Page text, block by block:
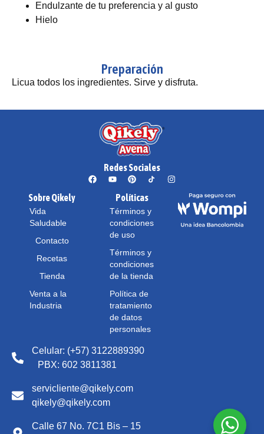
Endulzante de tu preferencia y al gusto
Hielo
Preparación
Licua todos los ingredientes. Sirve y disfruta.
Redes Sociales
Sobre Qikely
Vida
Saludable
Contacto
Recetas
Tienda
Venta a la
Industria
Políticas
Términos y
condiciones
de uso
Términos y
condiciones
de la tienda
Política de
tratamiento
de datos
personales
Celular: (+57) 3122889390
PBX: 602 3811381
servicliente@qikely.com
qikely@qikely.com
Calle 67 No. 7C1 Bis – 15